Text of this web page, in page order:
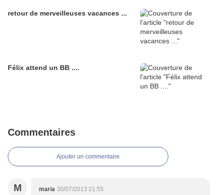
retour de merveilleuses vacances ...
Félix attend un BB ....
Commentaires
Ajouter un commentaire
M maria 30/07/2013 21:55